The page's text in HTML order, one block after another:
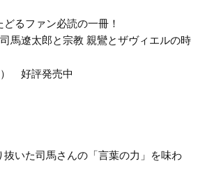
るファン必読の一冊！
馬遼太郎と宗教 親鸞とザヴィエルの時
好評発売中
いた司馬さんの「言葉の力」を味わ